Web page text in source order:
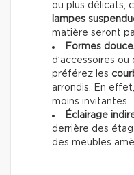
ou plus délicats,
lampes
matière seront
Formes
d’accessoires
préférez les
arrondis. En
moins invitantes.
Éclairage
derrière des
des meubles